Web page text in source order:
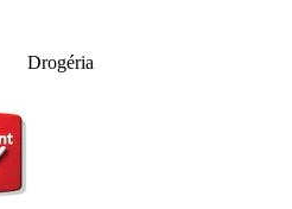
Drogéria